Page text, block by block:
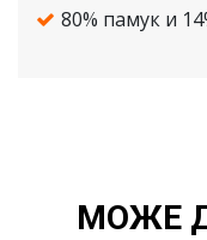
80% памук и
МОЖЕ